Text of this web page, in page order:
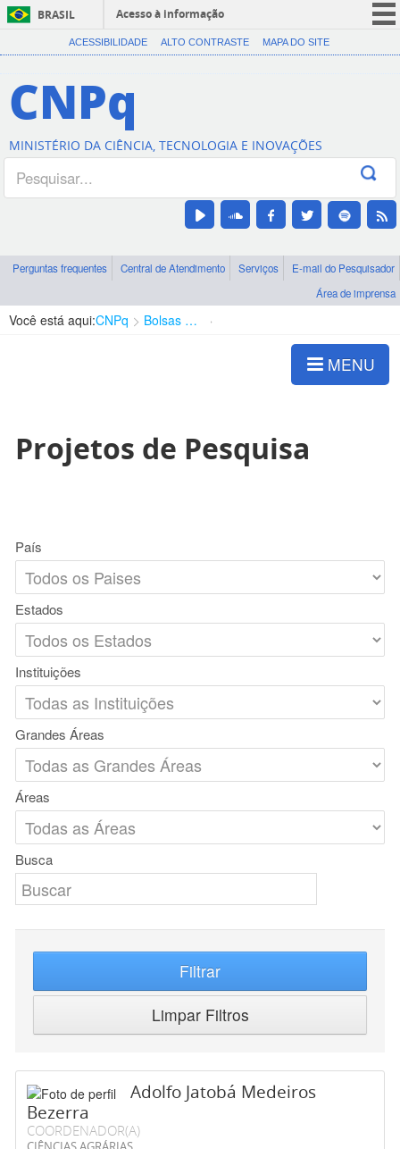
BRASIL
Acesso à informação
CORONAVÍRUS (COVID-19)
Canais
ACESSIBILIDADE ALTO CONTRASTE MAPA DO SITE
CNPq
MINISTÉRIO DA CIÊNCIA, TECNOLOGIA E INOVAÇÕES
Perguntas frequentes Central de Atendimento Serviços
E-mail do Pesquisador
Área de imprensa
Você está aqui:CNPq Bolsas e Auxílios Vigentes
MENU
Projetos de Pesquisa
País
Estados
Instituições
Grandes Áreas
Áreas
Busca
Filtrar
Limpar Filtros
Adolfo Jatobá Medeiros
Bezerra
COORDENADOR(A)